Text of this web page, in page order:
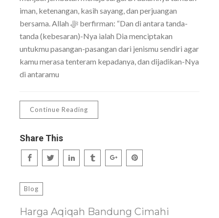
iman, ketenangan, kasih sayang, dan perjuangan
bersama. Allah ﷻ berfirman: “Dan di antara tanda-
tanda (kebesaran)-Nya ialah Dia menciptakan
untukmu pasangan-pasangan dari jenismu sendiri agar
kamu merasa tenteram kepadanya, dan dijadikan-Nya
di antaramu
Continue Reading
Share This
Blog
Harga Aqiqah Bandung Cimahi